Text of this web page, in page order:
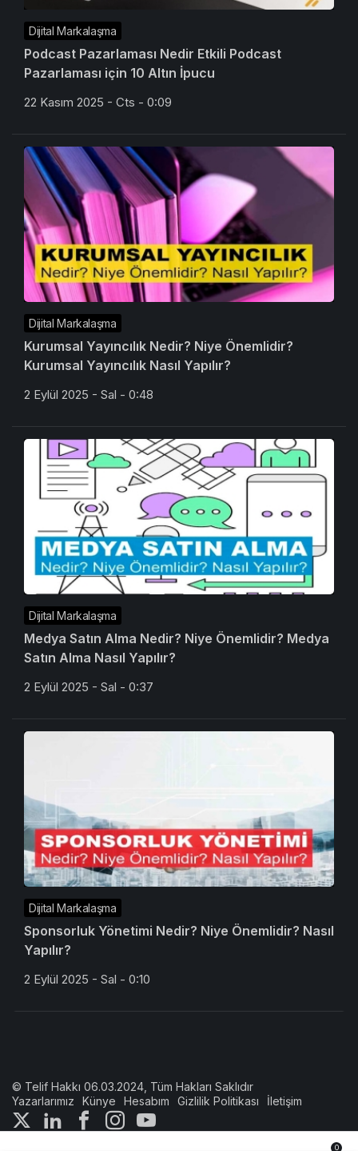
Dijital Markalaşma
Podcast Pazarlaması Nedir Etkili Podcast
Pazarlaması için 10 Altın İpucu
22 Kasım 2025 - Cts - 0:09
Dijital Markalaşma
Kurumsal Yayıncılık Nedir? Niye Önemlidir?
Kurumsal Yayıncılık Nasıl Yapılır?
2 Eylül 2025 - Sal - 0:48
Dijital Markalaşma
Medya Satın Alma Nedir? Niye Önemlidir? Medya
Satın Alma Nasıl Yapılır?
2 Eylül 2025 - Sal - 0:37
Dijital Markalaşma
Sponsorluk Yönetimi Nedir? Niye Önemlidir? Nasıl
Yapılır?
2 Eylül 2025 - Sal - 0:10
© Telif Hakkı 06.03.2024, Tüm Hakları Saklıdır
Yazarlarımız
Künye Hesabım Gizlilik Politikası İletişim
0